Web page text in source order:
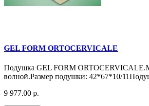
GEL FORM ORTOCERVICALE
Подушка GEL FORM
волной.Размер подушки: 42*67*10/
9 977.00 р.